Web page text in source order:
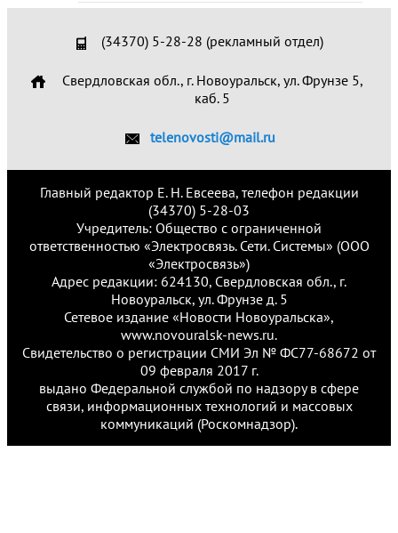
(34370) 5-28-28 (рекламный отдел)
Свердловская обл., г. Новоуральск, ул. Фрунзе 5,
каб. 5
telenovosti@mail.ru
Главный редактор Е. Н. Евсеева, телефон редакции
(34370) 5-28-03
Учредитель: Общество с ограниченной
ответственностью «Электросвязь. Сети. Системы» (ООО
«Электросвязь»)
Адрес редакции: 624130, Свердловская обл., г.
Новоуральск, ул. Фрунзе д. 5
Сетевое издание «Новости Новоуральска»,
www.novouralsk-news.ru.
Свидетельство о регистрации СМИ Эл № ФС77-68672 от
09 февраля 2017 г.
выдано Федеральной службой по надзору в сфере
связи, информационных технологий и массовых
коммуникаций (Роскомнадзор).